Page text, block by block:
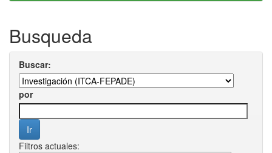
Busqueda
Buscar:
por
Filtros actuales: